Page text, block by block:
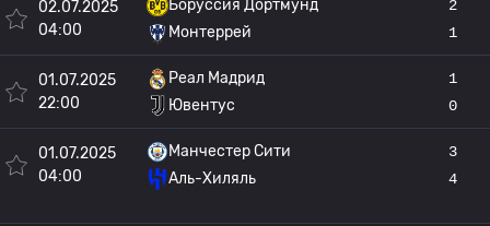
02.07.2025
04:00
Боруссия Дортмунд
Монтеррей
2
1
01.07.2025
22:00
Реал Мадрид
Ювентус
1
0
01.07.2025
04:00
Манчестер Сити
Аль-Хиляль
3
4